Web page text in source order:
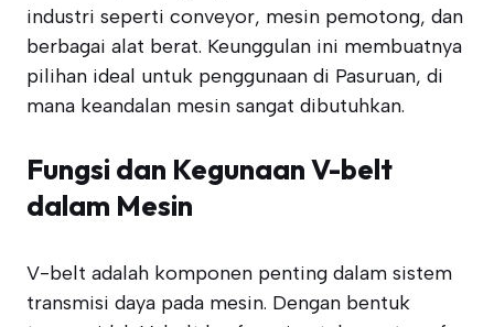
industri seperti conveyor, mesin pemotong, dan
berbagai alat berat. Keunggulan ini membuatnya
pilihan ideal untuk penggunaan di Pasuruan, di
mana keandalan mesin sangat dibutuhkan.
Fungsi dan Kegunaan V-belt
dalam Mesin
V-belt adalah komponen penting dalam sistem
transmisi daya pada mesin. Dengan bentuk